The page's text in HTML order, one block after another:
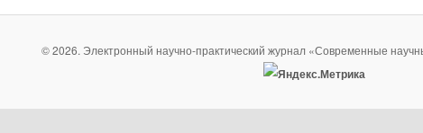
© 2026. Электронный научно-практический журнал «Современные